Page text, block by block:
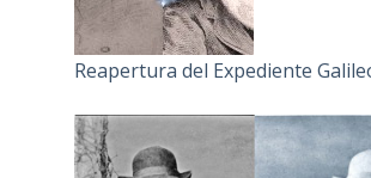
Reapertura del Expediente